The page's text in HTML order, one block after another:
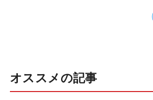
オススメの記事